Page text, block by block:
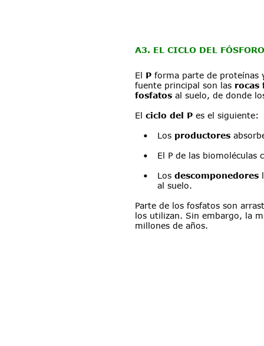
A3. EL CICLO DEL
El P forma parte de proteínas
fuente principal son las rocas
fosfatos al suelo, de donde
El ciclo del P es el siguiente:
• Los productores
• El P de las biomoléculas
• Los descomponedores
al suelo.
Parte de los fosfatos son
los utilizan. Sin embargo, la
millones de años.